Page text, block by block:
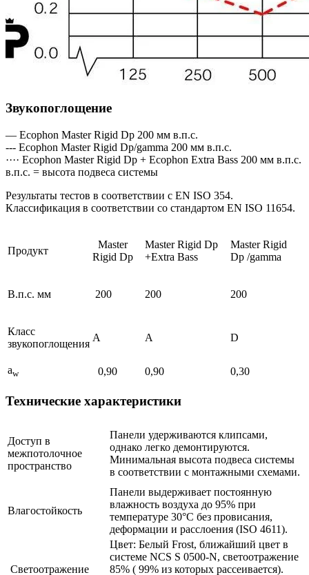
Звукопоглощение
— Ecophon Master Rigid Dp 200 мм в.п.с.
--- Ecophon Master Rigid Dp/gamma 200 мм в.п.с.
···· Ecophon Master Rigid Dp + Ecophon Extra Bass 200 мм в.п.с.
в.п.с. = высота подвеса системы
Результаты тестов в соответствии с EN ISO 354.
Классификация в соответствии со стандартом EN ISO 11654.
Продукт
Master
Rigid Dp
Master Rigid Dp
+Extra Bass
Master Rigid
Dp /gamma
В.п.с. мм 200 200 200
Класс
звукопоглощения
A A D
aw 0,90 0,90 0,30
Технические характеристики
Доступ в
межпотолочное
пространство
Панели удерживаются клипсами,
однако легко демонтируются.
Минимальная высота подвеса системы
в соответствии с монтажными схемами.
Влагостойкость
Панели выдерживает постоянную
влажность воздуха до 95% при
температуре 30°C без провисания,
деформации и расслоения (ISO 4611).
Светоотражение
Цвет: Белый Frost, ближайший цвет в
системе NCS S 0500-N, светоотражение
85% ( 99% из которых рассеивается).